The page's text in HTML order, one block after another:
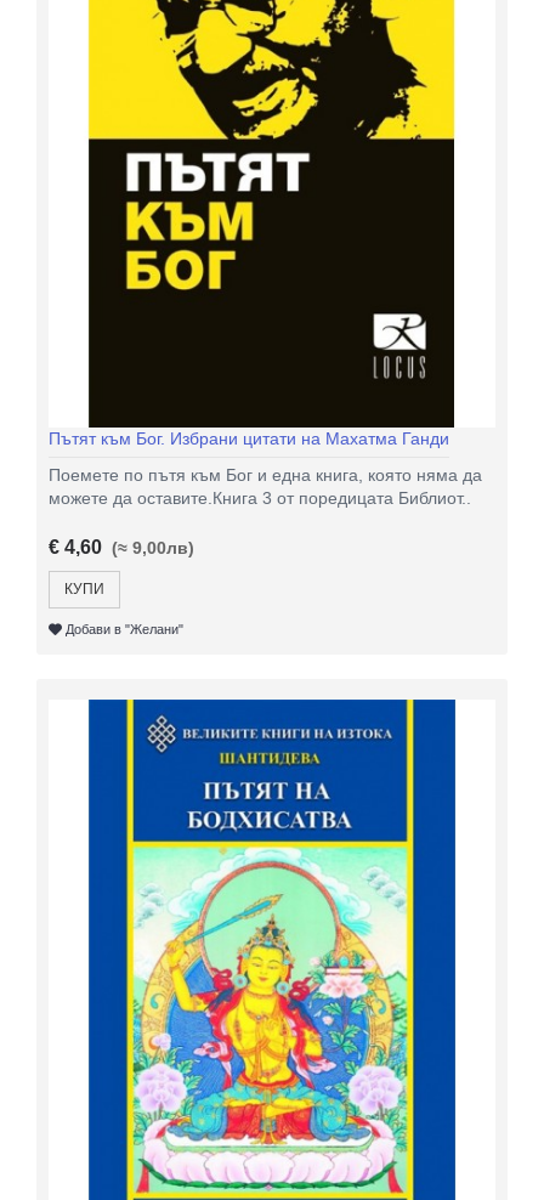
Пътят към Бог. Избрани цитати на Махатма Ганди
Поемете по пътя към Бог и една книга, която няма да
можете да оставите.Книга 3 от поредицата Библиот..
€ 4,60 (≈ 9,00лв)
КУПИ
Добави в "Желани"